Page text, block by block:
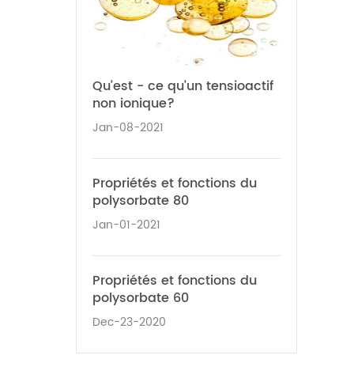
Qu’est - ce qu’un tensioactif
non ionique?
Jan-08-2021
Propriétés et fonctions du
polysorbate 80
Jan-01-2021
Propriétés et fonctions du
polysorbate 60
Dec-23-2020